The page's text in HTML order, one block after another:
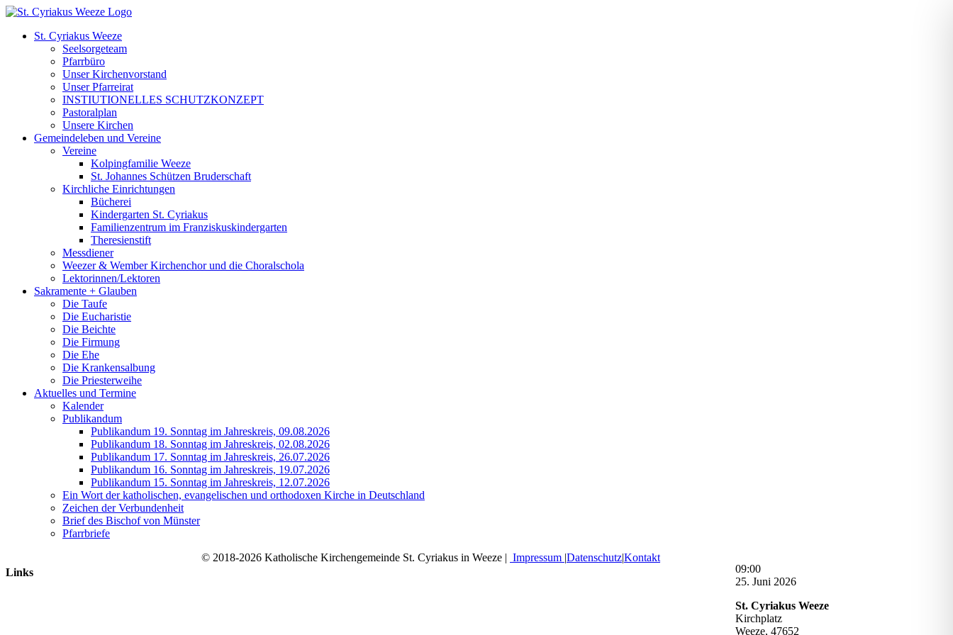
Zum
springenSt. Cyriakus Weeze
Seelsorgeteam
Pfarrbüro
Unser Kirchenvorstand
Unser Pfarreirat
INSTIUTIONELLES SCHUTZKONZEPT
Pastoralplan
Unsere Kirchen
Gemeindeleben und Vereine
Vereine
Kolpingfamilie Weeze
St. Johannes Schützen Bruderschaft
Kirchliche Einrichtungen
Bücherei
Kindergarten St. Cyriakus
Familienzentrum im Franziskuskindergarten
Theresienstift
Messdiener
Weezer & Wember Kirchenchor und die Choralschola
Lektorinnen/Lektoren
Sakramente + Glauben
Die Taufe
Die Eucharistie
Die Beichte
Die Firmung
Die Ehe
Die Krankensalbung
Die Priesterweihe
Aktuelles und Termine
Kalender
Publikandum
Publikandum 19. Sonntag im Jahreskreis, 09.08.2026
Publikandum 18. Sonntag im Jahreskreis, 02.08.2026
Publikandum 17. Sonntag im Jahreskreis, 26.07.2026
Publikandum 16. Sonntag im Jahreskreis, 19.07.2026
Publikandum 15. Sonntag im Jahreskreis, 12.07.2026
Ein Wort der katholischen, evangelischen und orthodoxen Kirche in Deutschland
Zeichen der Verbundenheit
Brief des Bischof von Münster
Pfarrbriefe
St.
Cyriakus:
09:00
25. Juni 2026
St. Cyriakus Weeze
Kirchplatz
Weeze, 47652
Links
© 2018-2026 Katholische Kirchengemeinde St. Cyriakus in Weeze | Impressum |Datenschutz|Kontakt